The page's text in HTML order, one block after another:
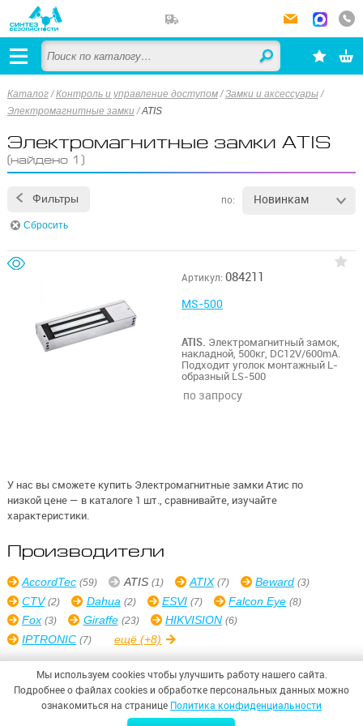
Каталог /Контроль и управление доступом /Замки и аксессуары /
Электромагнитные замки/ATIS
Электромагнитные замки ATIS
(найдено 1)
Фильтры по: Новинкам
Сбросить
Артикул: 084211
MS-500
ATIS. Электромагнитный замок,
накладной, 500кг, DC12V/600mA.
Подходит уголок монтажный L-
oбразный LS-500
по запросу
У нас вы сможете купить Электромагнитные замки Атис по
низкой цене — в каталоге 1 шт., сравнивайте, изучайте
характеристики.
Производители
AccordTec (59) ATIS (1) ATIX (7) Beward (3)
CTV (2) Dahua (2) ESVI (7) Falcon Eye (8)
Fox (3) Giraffe (23) HIKVISION (6)
IPTRONIC (7) ещё(+8)
ООО «СИНТЕЗ БЕЗОПАСНОСТИ»
Мы используем cookies чтобы улучшить работу нашего сайта.
Подробнее о файлах cookies и обработке персональных данных можно
ознакомиться на странице Политика конфиденциальности